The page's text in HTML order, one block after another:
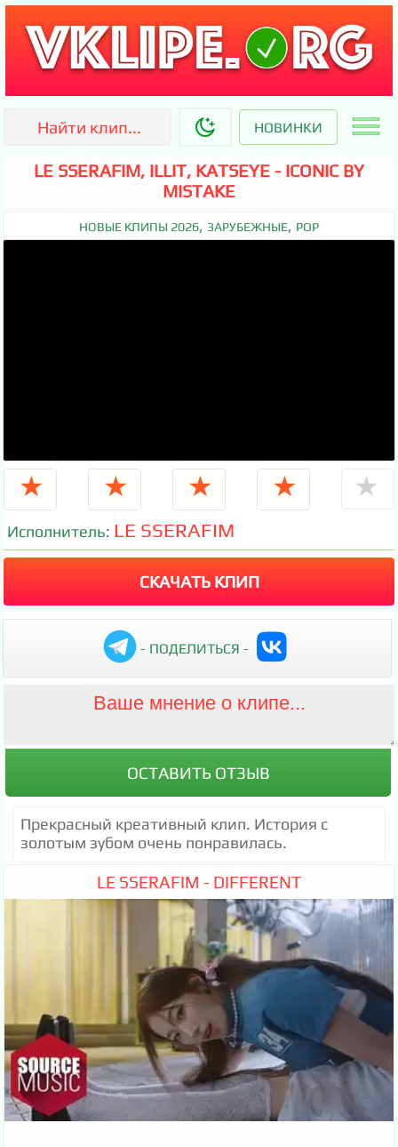
НОВИНКИ
LE SSERAFIM, ILLIT, KATSEYE - ICONIC BY
MISTAKE
НОВЫЕ КЛИПЫ 2026, ЗАРУБЕЖНЫЕ, POP
★ ★ ★ ★ ★
Исполнитель: LE SSERAFIM
СКАЧАТЬ КЛИП
- ПОДЕЛИТЬСЯ -
Прекрасный креативный клип. История с
золотым зубом очень понравилась.
LE SSERAFIM - DIFFERENT